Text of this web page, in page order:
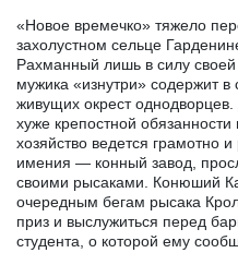
«Новое времечко» тяжело
захолустном сельце
Рахманный лишь в силу
мужика «изнутри» содержит в
живущих окрест
хуже крепостной
хозяйство ведется грамотно
имения — конный завод,
своими рысаками. Конюший
очередным бегам рысака
приз и выслужиться перед
студента, о которой ему